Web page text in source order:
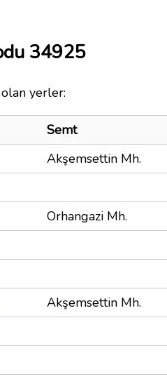
34925
yerler:
Semt
Akşemsettin Mh.
Orhangazi Mh.
Akşemsettin Mh.